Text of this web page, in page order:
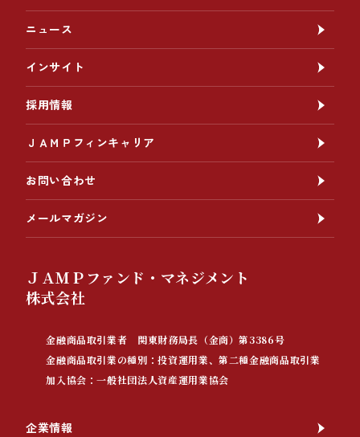
ニュース
インサイト
採用情報
ＪＡＭＰフィンキャリア
お問い合わせ
メールマガジン
ＪＡＭＰファンド・マネジメント
株式会社
金融商品取引業者 関東財務局長（金商）第3386号
金融商品取引業の種別：投資運用業、第二種金融商品取引業
加入協会：一般社団法人資産運用業協会
企業情報